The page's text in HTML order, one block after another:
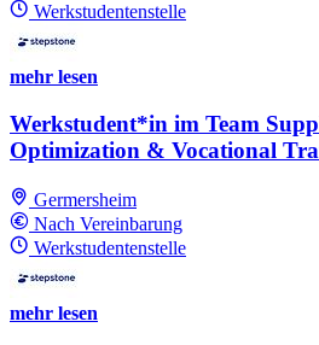
Werkstudentenstelle
mehr lesen
Werkstudent*in im Team
Optimization & Vocational
Germersheim
Nach Vereinbarung
Werkstudentenstelle
mehr lesen